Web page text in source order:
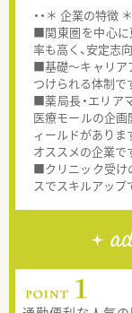
・・＊ 企業の特徴 ＊
■関東圏を中心に
率も高く、安定志
■基礎～キャリア
つけられる体制で
■薬局長・エリア
医療モールの企画
ィールドがありま
オススメの企業で
■クリニック受け
スでスキルアップ